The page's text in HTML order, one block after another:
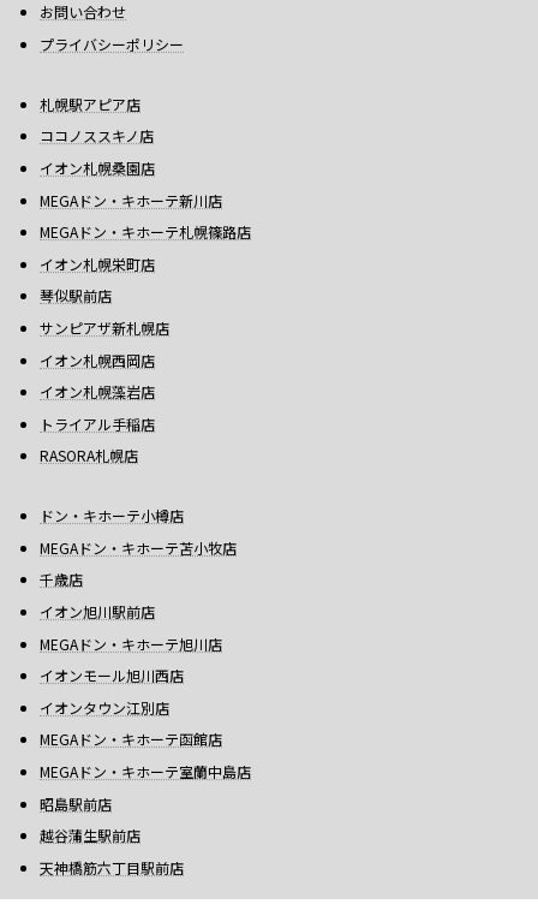
お問い合わせ
プライバシーポリシー
札幌駅アピア店
ココノススキノ店
イオン札幌桑園店
MEGAドン・キホーテ新川店
MEGAドン・キホーテ札幌篠路店
イオン札幌栄町店
琴似駅前店
サンピアザ新札幌店
イオン札幌西岡店
イオン札幌藻岩店
トライアル手稲店
RASORA札幌店
ドン・キホーテ小樽店
MEGAドン・キホーテ苫小牧店
千歳店
イオン旭川駅前店
MEGAドン・キホーテ旭川店
イオンモール旭川西店
イオンタウン江別店
MEGAドン・キホーテ函館店
MEGAドン・キホーテ室蘭中島店
昭島駅前店
越谷蒲生駅前店
天神橋筋六丁目駅前店